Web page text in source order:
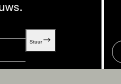
Stuur